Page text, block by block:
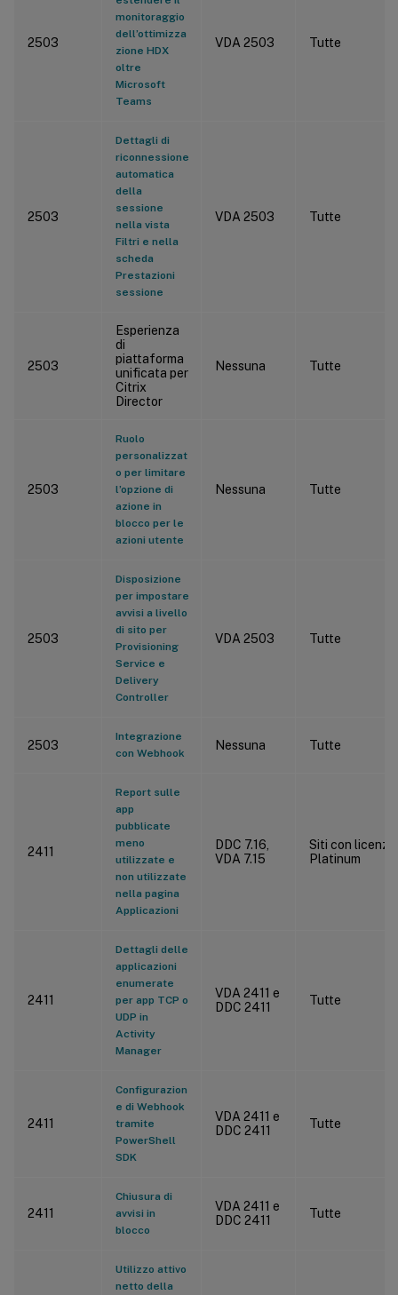
2503
monitoraggio
dell’ottimizza
zione HDX
oltre
Microsoft
Teams
VDA 2503 Tutte
2503
Dettagli di
riconnessione
automatica
della
sessione
nella vista
Filtri e nella
scheda
Prestazioni
sessione
VDA 2503 Tutte
2503
Esperienza
di
piattaforma
unificata per
Citrix
Director
Nessuna Tutte
2503
Ruolo
personalizzat
o per limitare
l’opzione di
azione in
blocco per le
azioni utente
Nessuna Tutte
2503
Disposizione
per impostare
avvisi a livello
di sito per
Provisioning
Service e
Delivery
Controller
VDA 2503 Tutte
2503
Integrazione
con Webhook
Nessuna Tutte
2411
Report sulle
app
pubblicate
meno
utilizzate e
non utilizzate
nella pagina
Applicazioni
DDC 7.16,
VDA 7.15
Siti con licenza
Platinum
2411
Dettagli delle
applicazioni
enumerate
per app TCP o
UDP in
Activity
Manager
VDA 2411 e
DDC 2411
Tutte
2411
Configurazion
e di Webhook
tramite
PowerShell
SDK
VDA 2411 e
DDC 2411
Tutte
2411
Chiusura di
avvisi in
blocco
VDA 2411 e
DDC 2411
Tutte
Utilizzo attivo
netto della